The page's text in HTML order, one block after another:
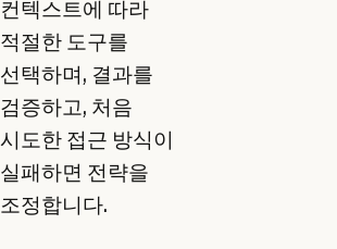
컨텍스트에 따라
적절한 도구를
선택하며, 결과를
검증하고, 처음
시도한 접근 방식이
실패하면 전략을
조정합니다.